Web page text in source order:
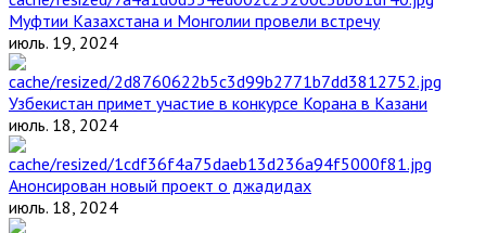
Муфтии Казахстана и Монголии провели встречу
июль. 19, 2024
Узбекистан примет участие в конкурсе Корана в Казани
июль. 18, 2024
Анонсирован новый проект о джадидах
июль. 18, 2024